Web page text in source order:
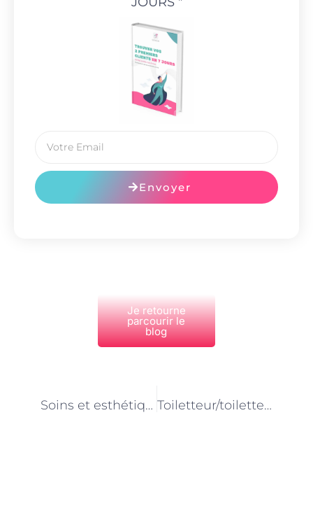
Envoyer
Je retourne
parcourir le
blog
Soins et esthétique équin : les compétences du toiletteur/toiletteuse à Paris Toiletteur/toiletteuse pour chevaux à Paris : un métier alliant savoir-faire et passion